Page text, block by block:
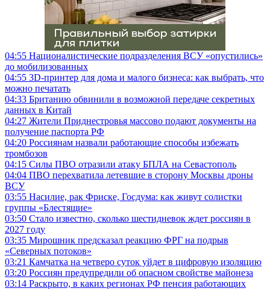
04:55 Националистические подразделения ВСУ «опустились»
до мобилизованных
04:55 3D-принтер для дома и малого бизнеса: как выбрать, что
можно печатать
04:33 Британию обвинили в возможной передаче секретных
данных в Китай
04:27 Жители Приднестровья массово подают документы на
получение паспорта РФ
04:20 Россиянам назвали работающие способы избежать
тромбозов
04:15 Силы ПВО отразили атаку БПЛА на Севастополь
04:04 ПВО перехватила летевшие в сторону Москвы дроны
ВСУ
03:55 Насилие, рак Фриске, Госдума: как живут солистки
группы «Блестящие»
03:50 Стало известно, сколько шестидневок ждет россиян в
2027 году
03:35 Мирошник предсказал реакцию ФРГ на подрыв
«Северных потоков»
03:21 Камчатка на четверо суток уйдет в цифровую изоляцию
03:20 Россиян предупредили об опасном свойстве майонеза
03:14 Раскрыто, в каких регионах РФ пенсия работающих